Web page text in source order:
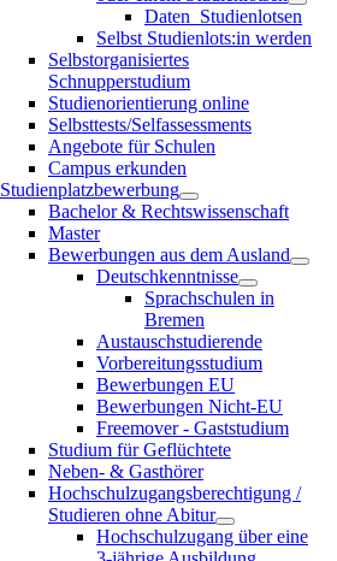
Daten_Studienlotsen
Selbst Studienlots:in werden
Selbstorganisiertes
Schnupperstudium
Studienorientierung online
Selbsttests/Selfassessments
Angebote für Schulen
Campus erkunden
Studienplatzbewerbung
Bachelor & Rechtswissenschaft
Master
Bewerbungen aus dem Ausland
Deutschkenntnisse
Sprachschulen in
Bremen
Austauschstudierende
Vorbereitungsstudium
Bewerbungen EU
Bewerbungen Nicht-EU
Freemover - Gaststudium
Studium für Geflüchtete
Neben- & Gasthörer
Hochschulzugangsberechtigung /
Studieren ohne Abitur
Hochschulzugang über eine